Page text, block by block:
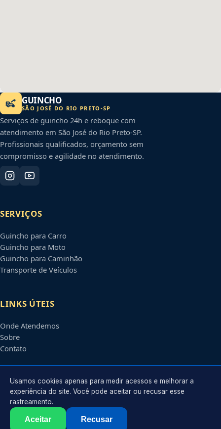
GUINCHO
SÃO JOSÉ DO RIO PRETO -SP
Serviços de guincho 24h e reboque com
atendimento em São José do Rio Preto-SP.
Profissionais qualificados, orçamento sem
compromisso e agilidade no atendimento.
SERVIÇOS
Guincho para Carro
Guincho para Moto
Guincho para Caminhão
Transporte de Veículos
LINKS ÚTEIS
Onde Atendemos
Sobre
Contato
CONTATO
Atendimento em
contato@guinchosaojosedoriopreto.com.br
2026 São José do Rio Preto SP
Usamos cookies apenas para medir acessos e melhorar a
experiência do site. Você pode aceitar ou recusar esse
rastreamento.
Aceitar Recusar